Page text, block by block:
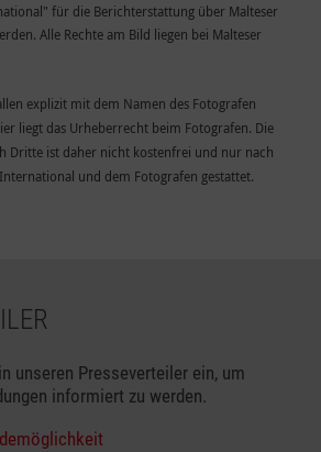
für die Berichterstattung über Malteser
Alle Rechte am Bild liegen bei Malteser
explizit mit dem Namen des Fotografen
liegt das Urheberrecht beim Fotografen. Die
Dritte ist daher nicht kostenfrei und nur nach
und dem Fotografen gestattet.
unseren Presseverteiler ein, um
informiert zu werden.